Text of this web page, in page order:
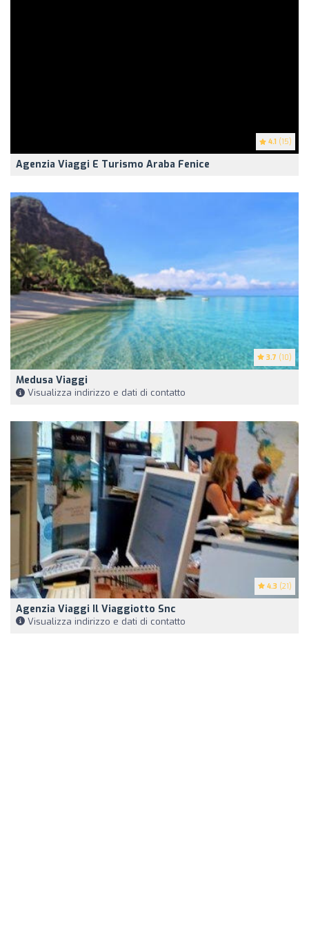
4.1 (15)
Agenzia Viaggi E Turismo Araba Fenice
3.7 (10)
Medusa Viaggi
Visualizza indirizzo e dati di contatto
4.3 (21)
Agenzia Viaggi Il Viaggiotto Snc
Visualizza indirizzo e dati di contatto